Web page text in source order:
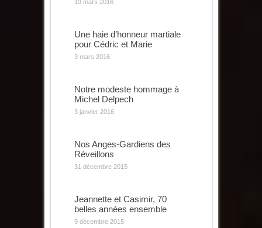
19 mars 2016
Une haie d’honneur martiale
pour Cédric et Marie
3 mars 2016
Notre modeste hommage à
Michel Delpech
3 janvier 2016
Nos Anges-Gardiens des
Réveillons
31 décembre 2015
Jeannette et Casimir, 70
belles années ensemble
9 décembre 2015